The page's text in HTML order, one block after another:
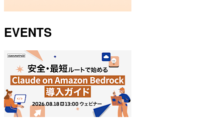
EVENTS